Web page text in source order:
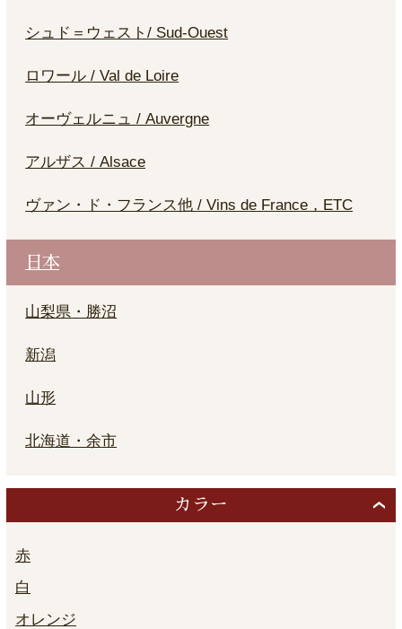
シュド＝ウェスト/ Sud-Ouest
ロワール / Val de Loire
オーヴェルニュ / Auvergne
アルザス / Alsace
ヴァン・ド・フランス他 / Vins de France，ETC
日本
山梨県・勝沼
新潟
山形
北海道・余市
カラー
赤
白
オレンジ